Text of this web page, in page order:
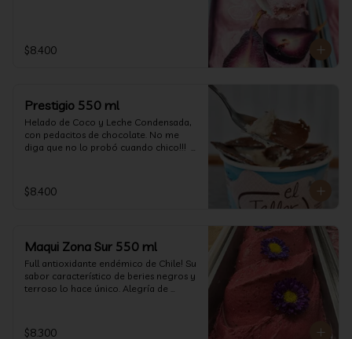
$8.400
Prestigio 550 ml
Helado de Coco y Leche Condensada,
con pedacitos de chocolate. No me
diga que no lo probó cuando chico!!!
$8.400
Maqui Zona Sur 550 ml
Full antioxidante endémico de Chile! Su
sabor característico de beries negros y
terroso lo hace único. Alegría de
$8.300